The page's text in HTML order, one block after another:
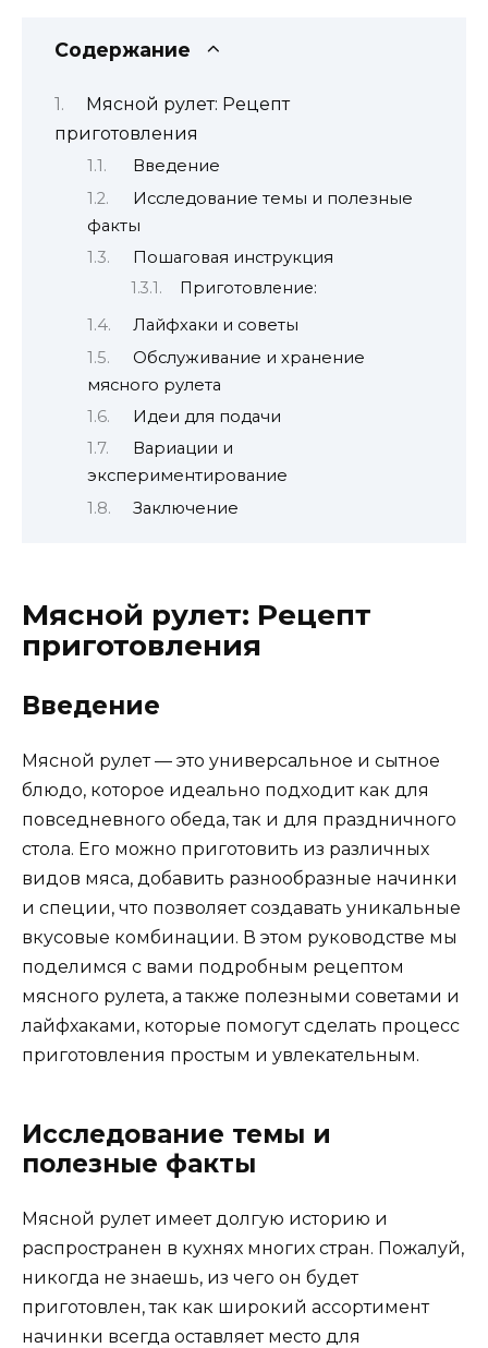
Содержание
Мясной рулет: Рецепт
приготовления
Введение
Исследование темы и полезные
факты
Пошаговая инструкция
Приготовление:
Лайфхаки и советы
Обслуживание и хранение
мясного рулета
Идеи для подачи
Вариации и
экспериментирование
Заключение
Мясной рулет: Рецепт
приготовления
Введение
Мясной рулет — это универсальное и сытное
блюдо, которое идеально подходит как для
повседневного обеда, так и для праздничного
стола. Его можно приготовить из различных
видов мяса, добавить разнообразные начинки
и специи, что позволяет создавать уникальные
вкусовые комбинации. В этом руководстве мы
поделимся с вами подробным рецептом
мясного рулета, а также полезными советами и
лайфхаками, которые помогут сделать процесс
приготовления простым и увлекательным.
Исследование темы и
полезные факты
Мясной рулет имеет долгую историю и
распространен в кухнях многих стран. Пожалуй,
никогда не знаешь, из чего он будет
приготовлен, так как широкий ассортимент
начинки всегда оставляет место для